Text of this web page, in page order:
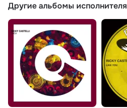
Другие альбомы исполнителя